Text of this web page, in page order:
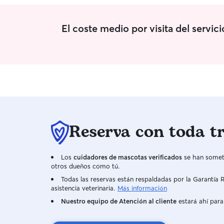
casa no puedo cuidar de tus mascotas, pero si
El coste medio por visita del
Reserva con toda
Los cuidadores de mascotas verificados se han
otros dueños como tú.
Todas las reservas están respaldadas por la
asistencia veterinaria. Más información
Nuestro equipo de Atención al cliente estará ahí